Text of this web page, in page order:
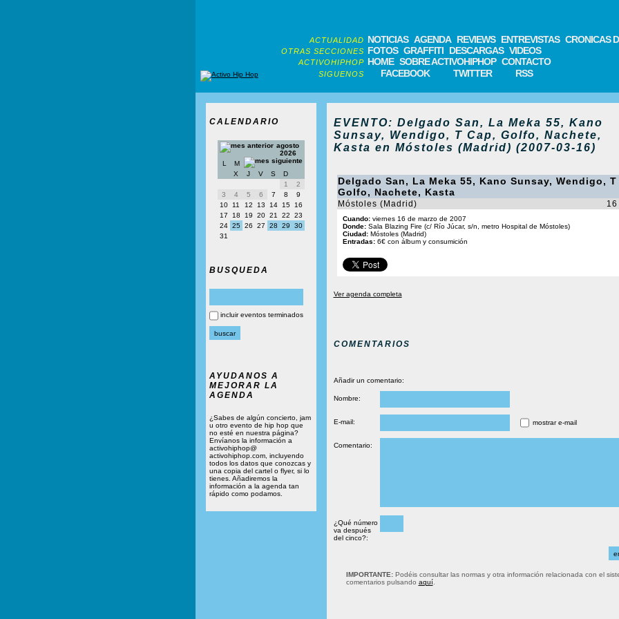
ACTUALIDAD NOTICIAS AGENDA REVIEWS ENTREVISTAS CRONICAS
OTRAS SECCIONES FOTOS GRAFFITI DESCARGAS VIDEOS
ACTIVOHIPHOP HOME SOBRE ACTIVOHIPHOP CONTACTO
SIGUENOS FACEBOOK TWITTER RSS
CALENDARIO
agosto
2026
L
M
X
J V S
D
1
2
3
4 5 6 7 8
9
10
11 12 13 14 15
16
17
18 19 20 21 22
23
24 25 26 27 28 29
30
31
BUSQUEDA
incluir eventos terminados
AYUDANOS A
MEJORAR LA
AGENDA
¿Sabes de algún concierto, jam
u otro evento de hip hop que
no esté en nuestra página?
Envíanos la información a
activohiphop@
activohiphop.com, incluyendo
todos los datos que conozcas y
una copia del cartel o flyer, si lo
tienes. Añadiremos la
información a la agenda tan
rápido como podamos.
EVENTO: Delgado San, La Meka 55, Kano
Sunsay, Wendigo, T Cap, Golfo, Nachete,
Kasta en Móstoles (Madrid) (2007-03-16)
Delgado San, La Meka 55, Kano Sunsay, Wendigo, T
Golfo, Nachete, Kasta
Móstoles (Madrid)
Cuando:viernes 16 de marzo de 2007
Donde:Sala Blazing Fire (c/ Río Júcar, s/n, metro Hospital de Móstoles)
Ciudad:Móstoles (Madrid)
Entradas: 6€ con álbum y consumición
Ver agenda completa
COMENTARIOS
Añadir un comentario:
Nombre:
E-mail: mostrar e-mail
Comentario:
¿Qué número
va después
del cinco?:
IMPORTANTE:Podéis consultar las normas y otra información relacionada con el
comentarios pulsando aquí.